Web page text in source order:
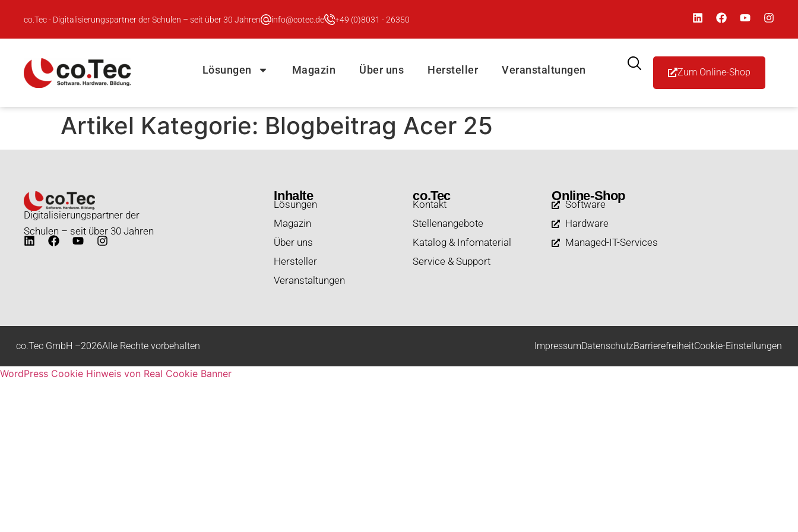
springenco.Tec - Digitalisierungspartner der Schulen – seit über 30 Jahren info@cotec.de +49 (0)8031 - 26350
Lösungen Magazin Über uns Hersteller Veranstaltungen Zum Online-Shop
Artikel Kategorie: Blogbeitrag Acer 25
Digitalisierungspartner der
Schulen – seit über 30 Jahren
Inhalte
Lösungen
Magazin
Über uns
Hersteller
Veranstaltungen
co.Tec
Kontakt
Stellenangebote
Katalog & Infomaterial
Service & Support
Online-Shop
Software
Hardware
Managed-IT-Services
co.Tec GmbH –2026Alle Rechte vorbehalten ImpressumDatenschutzBarrierefreiheitCookie-Einstellungen
WordPress Cookie Hinweis von Real Cookie Banner